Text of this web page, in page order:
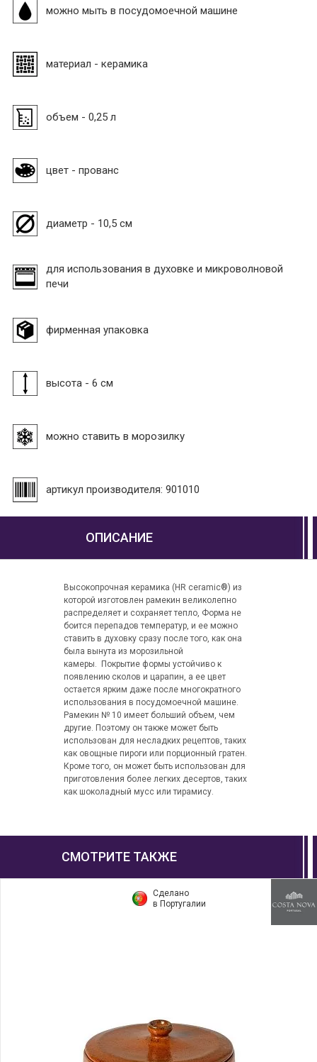
можно мыть в посудомоечной машине
материал - керамика
объем - 0,25 л
цвет - прованс
диаметр - 10,5 см
для использования в духовке и микроволновой
печи
фирменная упаковка
высота - 6 см
можно ставить в морозилку
артикул производителя: 901010
ОПИСАНИЕ
Высокопрочная керамика (HR ceramic®) из
которой изготовлен рамекин великолепно
распределяет и сохраняет тепло, Форма не
боится перепадов температур, и ее можно
ставить в духовку сразу после того, как она
была вынута из морозильной
камеры. Покрытие формы устойчиво к
появлению сколов и царапин, а ее цвет
остается ярким даже после многократного
использования в посудомоечной машине.
Рамекин № 10 имеет больший объем, чем
другие. Поэтому он также может быть
использован для несладких рецептов, таких
как овощные пироги или порционный гратен.
Кроме того, он может быть использован для
приготовления более легких десертов, таких
как шоколадный мусс или тирамису.
СМОТРИТЕ ТАКЖЕ
Сделано
в Португалии